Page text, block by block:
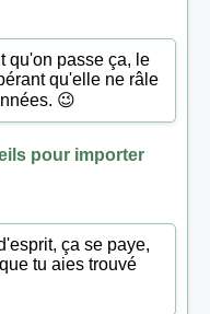
qu'on passe ça, le
qu'elle ne râle
😉
pour importer
ça se paye,
tu aies trouvé